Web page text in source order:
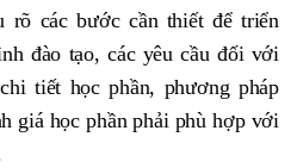
rõ các bước cần thiết để triển
đào tạo, các yêu cầu đối với
tiết học phần, phương pháp
giá học phần phải phù hợp với